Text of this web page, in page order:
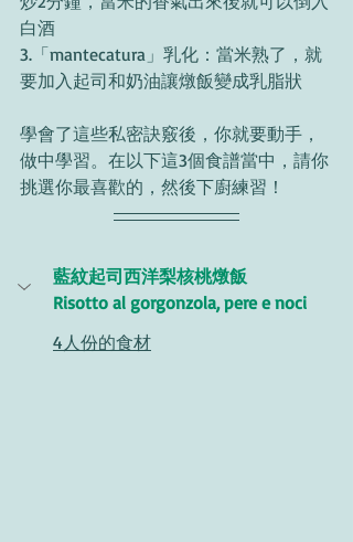
白酒
3.「mantecatura」乳化：當米熟了，就
要加入起司和奶油讓燉飯變成乳脂狀
學會了這些私密訣竅後，你就要動手，
做中學習。在以下這3個食譜當中，請你
挑選你最喜歡的，然後下廚練習！
藍紋起司西洋梨核桃燉飯
Risotto al gorgonzola, pere e noci
4人份的食材